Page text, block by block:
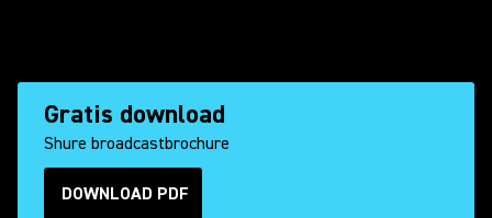
Gratis download
Shure broadcastbrochure
DOWNLOAD PDF
(Opens in a new tab)